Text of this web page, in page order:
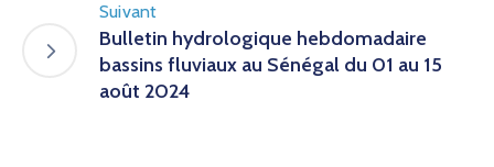
Suivant
Bulletin hydrologique hebdomadaire
bassins fluviaux au Sénégal du 01 au 15
août 2024